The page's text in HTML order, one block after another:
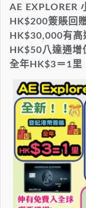
AE EXPLORER
HK$200簽賬回
HK$30,000有
HK$50八達通增
全年HK$3＝1里